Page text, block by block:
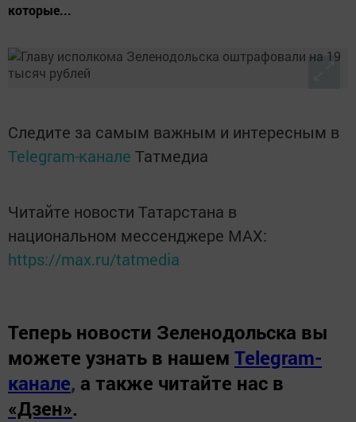
которые...
Следите за самым важным и интересным в
Telegram-канале Татмедиа
Читайте новости Татарстана в
национальном мессенджере MАХ:
https://max.ru/tatmedia
Теперь новости Зеленодольска вы
можете узнать в нашем Telegram-
канале, а также читайте нас в
«Дзен».